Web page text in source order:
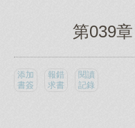
第039
添加
書簽
報錯
求書
閱讀
記錄